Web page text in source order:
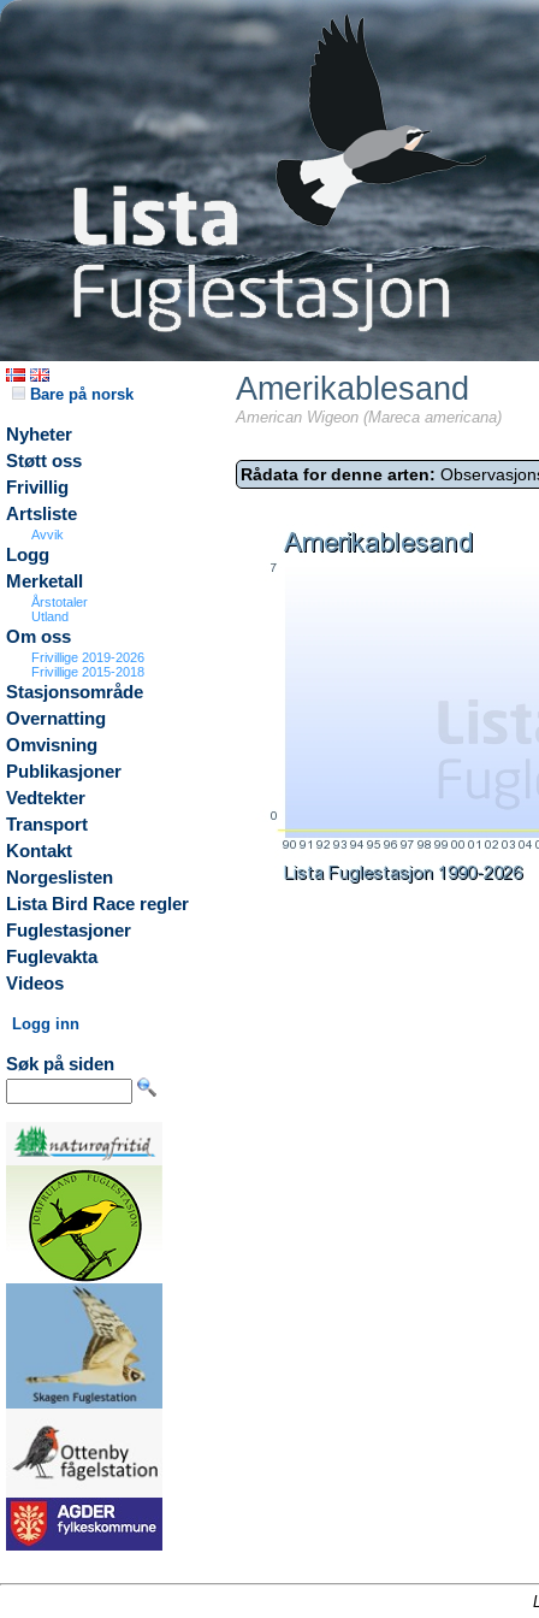
Bare på norsk
Nyheter
Støtt oss
Frivillig
Artsliste
Avvik
Logg
Merketall
Årstotaler
Utland
Om oss
Frivillige 2019-2026
Frivillige 2015-2018
Stasjonsområde
Overnatting
Omvisning
Publikasjoner
Vedtekter
Transport
Kontakt
Norgeslisten
Lista Bird Race regler
Fuglestasjoner
Fuglevakta
Videos
Logg inn
Søk på siden
Amerikablesand
American Wigeon (Mareca americana)
Rådata for denne arten: